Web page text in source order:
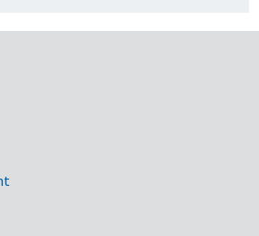
Links